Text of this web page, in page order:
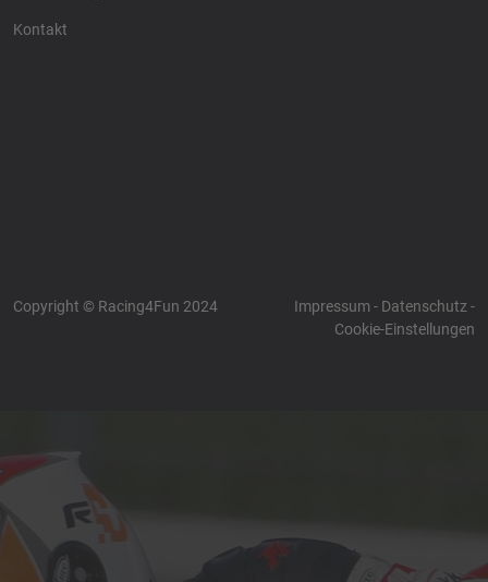
Kontakt
Copyright © Racing4Fun 2024 Impressum - Datenschutz -
Cookie-Einstellungen